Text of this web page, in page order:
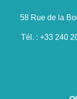
58 Rue de la
Tél. : +33 240